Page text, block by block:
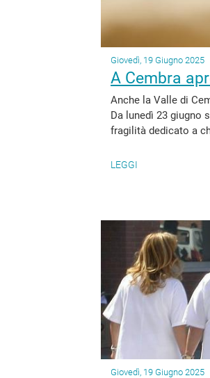
Giovedì, 19 Giugno 2025
A Cembra
Anche la Valle di
Da lunedì 23 giugno
fragilità dedicato a
LEGGI
Giovedì, 19 Giugno 2025